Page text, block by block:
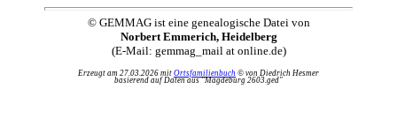
© GEMMAG ist eine genealogische Datei von
Norbert Emmerich, Heidelberg
(E-Mail: gemmag_mail at online.de)
Erzeugt am 27.03.2026 mit Ortsfamilienbuch © von Diedrich Hesmer
basierend auf Daten aus "Magdeburg 2603.ged"